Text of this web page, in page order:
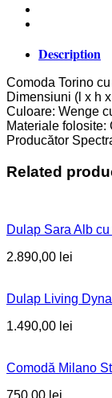
Description
Comoda Torino
Dimensiuni (l x h
Culoare: Wenge
Materiale folosite:
Producător
Related
Dulap Sara Alb
2.890,00 lei
Dulap Living
1.490,00 lei
Comodă Milano